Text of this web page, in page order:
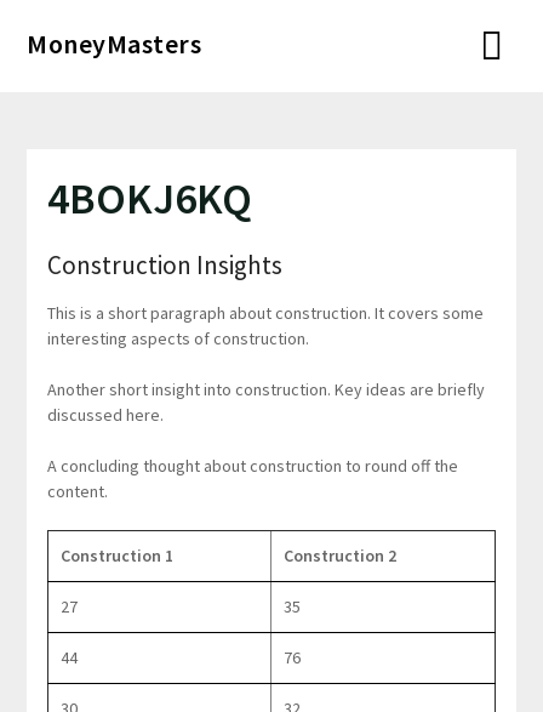
MoneyMasters
4BOKJ6KQ
Construction Insights
This is a short paragraph about construction. It covers some
interesting aspects of construction.
Another short insight into construction. Key ideas are briefly
discussed here.
A concluding thought about construction to round off the
content.
Construction 1 Construction 2
27 35
44 76